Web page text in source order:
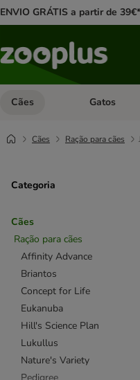
ENVIO GRÁTIS a partir de
Cães Abrir menu
Gatos
Cães Ração para cães
Categoria
Cães
Ração para cães
Affinity Advance
Briantos
Concept for Life
Eukanuba
Hill's Science Plan
Lukullus
Nature's Variety